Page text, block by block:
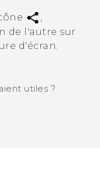
de l'autre sur
d'écran.
utiles ?